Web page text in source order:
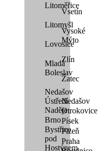
Litoměřice
Litomyšl
Lovosice
Mladá
Boleslav
Nedašov
Vsetín
Vysoké
Mýto
Zlín
Žatec
Ústředí
Naděje
Brno
Bystřice
pod
Hostýnem
Nedašov
Otrokovice
Písek
Plzeň
Praha